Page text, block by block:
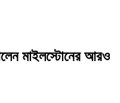
মাইলস্টোনের আরও